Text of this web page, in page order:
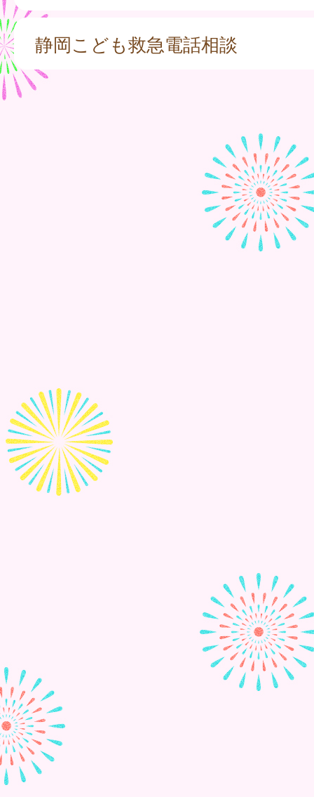
静岡こども救急電話相談